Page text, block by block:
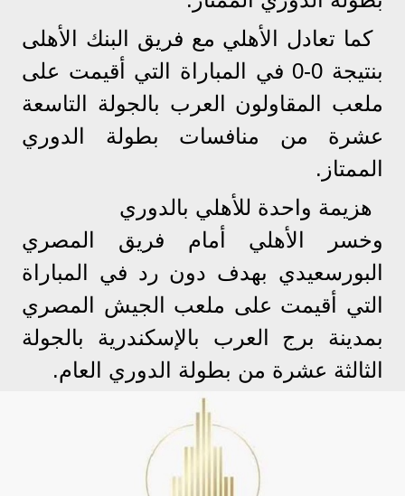
كما تعادل الأهلي مع فريق البنك الأهلى
بنتيجة 0-0 في المباراة التي أقيمت على
ملعب المقاولون العرب بالجولة التاسعة
عشرة من منافسات بطولة الدوري
الممتاز.
هزيمة واحدة للأهلي بالدوري
وخسر الأهلي أمام فريق المصري
البورسعيدي بهدف دون رد في المباراة
التي أقيمت على ملعب الجيش المصري
بمدينة برج العرب بالإسكندرية بالجولة
الثالثة عشرة من بطولة الدوري العام.